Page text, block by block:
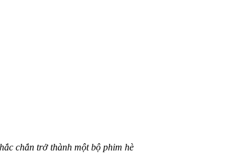
chắn trở thành một bộ phim hè